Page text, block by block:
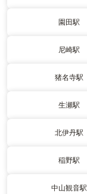
園田駅
尼崎駅
猪名寺駅
生瀬駅
北伊丹駅
稲野駅
中山観音駅